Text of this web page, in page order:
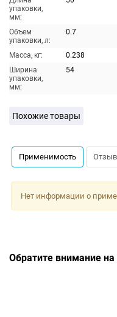
упаковки,
мм:
Объем
упаковки, л:
0.7
Масса, кг:
0.238
Ширина
упаковки,
мм:
54
Похожие товары
Применимость
Нет информации о
Обратите внимание